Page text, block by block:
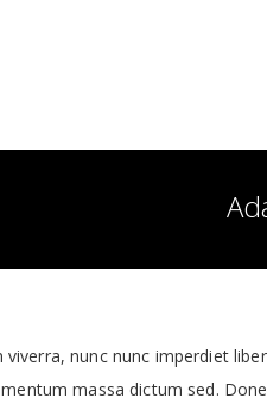
nunc nunc imperdiet
massa dictum sed.